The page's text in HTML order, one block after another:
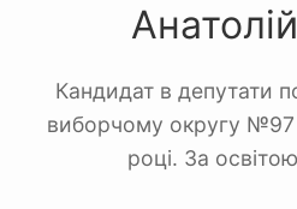
Кандидат в депутати
виборчому округу №97
році. За